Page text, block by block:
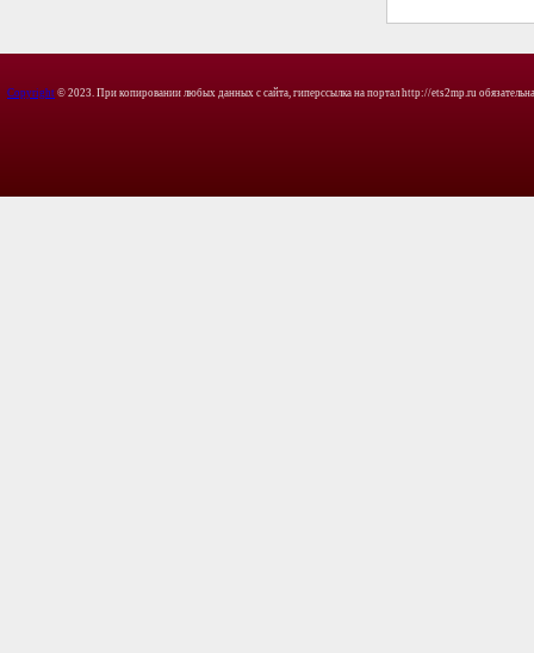
Copyright © 2023. При копировании любых данных с сайта, гиперссылка на портал http://ets2mp.ru